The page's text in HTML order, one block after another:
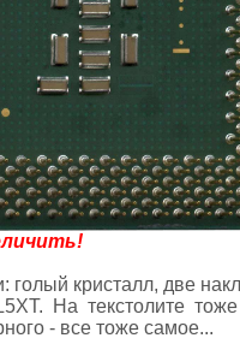
кристалл, две
На текстолите
- все тоже самое...